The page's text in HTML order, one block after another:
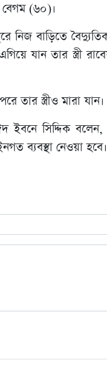
বেগম (৬০)।
নিজ বাড়িতে
যান তার স্ত্রী
তার স্ত্রীও মারা
ইব‌নে সি‌দ্দিক বলেন,
ব্যবস্থা নেওয়া